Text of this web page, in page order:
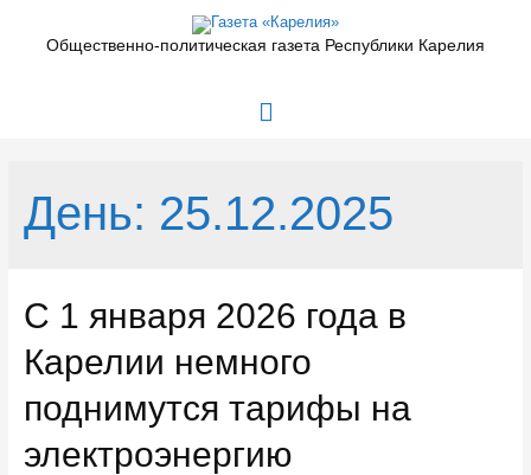
содержимомуОбщественно-политическая газета Республики Карелия
Главное
День: 25.12.2025
С 1 января 2026 года в
Карелии немного
поднимутся тарифы на
электроэнергию